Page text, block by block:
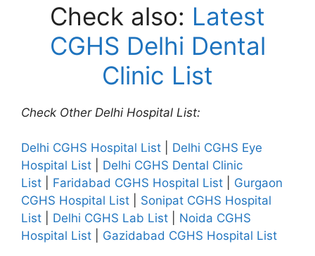
Check also: Latest
CGHS Delhi Dental
Clinic List
Check Other Delhi Hospital List:
Delhi CGHS Hospital List
Delhi CGHS Eye
Hospital List
Delhi CGHS Dental Clinic
List
Faridabad CGHS Hospital List
Gurgaon
CGHS Hospital List
Sonipat CGHS Hospital
List
Delhi CGHS Lab List
Noida CGHS
Hospital List
Gazidabad CGHS Hospital List